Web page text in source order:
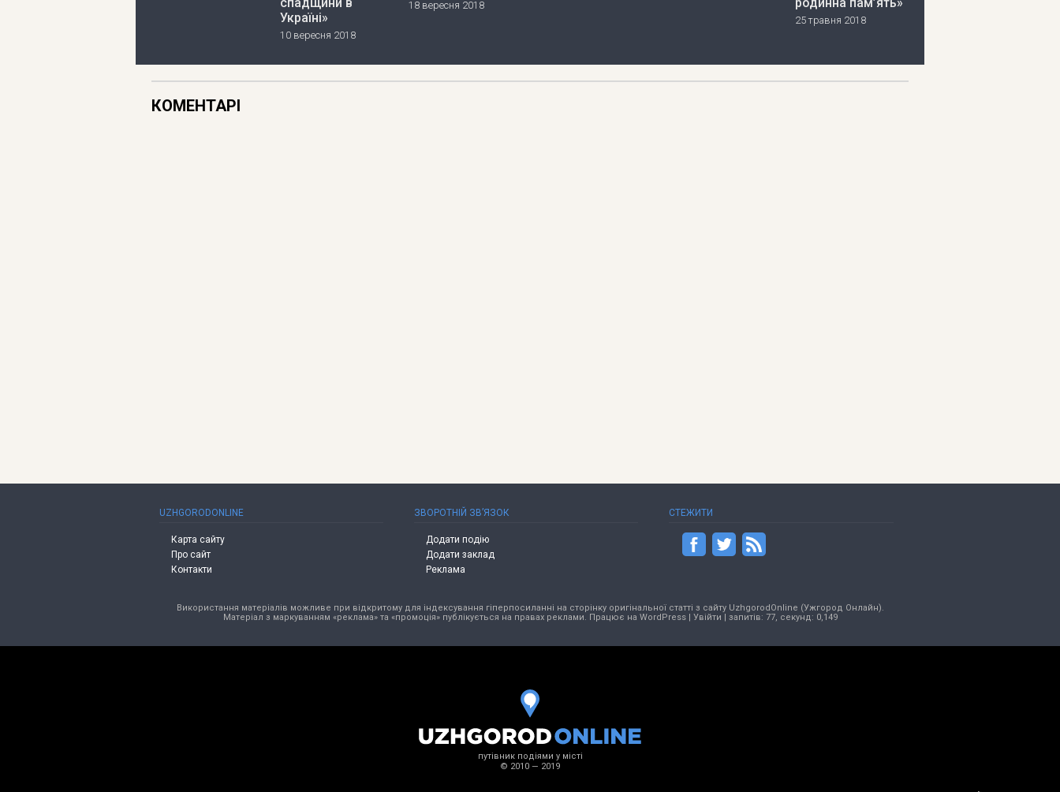
Україні»
10 вересня 2018
18 вересня 2018
25 травня 2018
КОМЕНТАРІ
UZHGORODONLINE
Карта сайту
Про сайт
Контакти
ЗВОРОТНІЙ ЗВ’ЯЗОК
Додати подію
Додати заклад
Реклама
СТЕЖИТИ
Використання матеріалів можливе при відкритому для індексування гіперпосиланні на сторінку оригінальної статті з сайту UzhgorodOnline (Ужгород Онлайн).
Матеріал з маркуванням «реклама» та «промоція» публікується на правах реклами. Працює на WordPress| Увійти | запитів: 77, секунд: 0,149
путівник подіями у місті
© 2010 — 2019